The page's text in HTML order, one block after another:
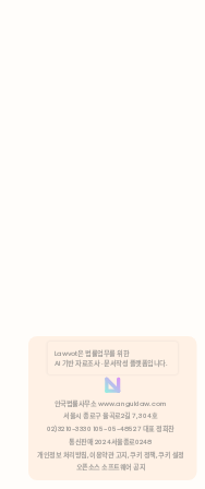
분석 쿠키 허용
Lawvot은 법률업무를 위한
AI 기반 자료조사 · 문서작성 플랫폼입니다.
안국법률사무소 www.anguklaw.com
서울시 종로구 율곡로2길 7, 304호
02)3210-3330 105-05-48527 대표 정희찬
통신판매 2024서울종로0248
개인정보 처리방침, 이용약관 고지, 쿠키 정책, 쿠키 설정
오픈소스 소프트웨어 공지